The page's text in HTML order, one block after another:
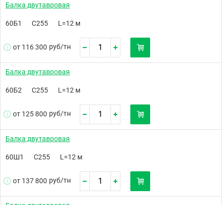
Балка двутавровая
60Б1 С255 L=12 м
от 116 300 руб/тн
Балка двутавровая
60Б2 С255 L=12 м
от 125 800 руб/тн
Балка двутавровая
60Ш1 С255 L=12 м
от 137 800 руб/тн